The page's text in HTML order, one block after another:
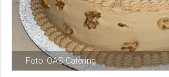
Foto: OAS-Catering